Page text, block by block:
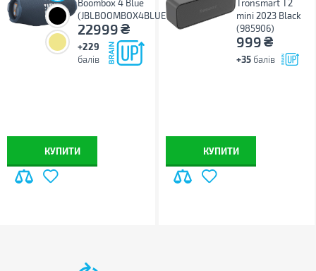
Boombox 4 Blue
(JBLBOOMBOX4BLUEP)
22999₴
+229
балів
КУПИТИ
Tronsmart T2
mini 2023 Black
(985906)
999₴
+35 балів
КУПИТИ